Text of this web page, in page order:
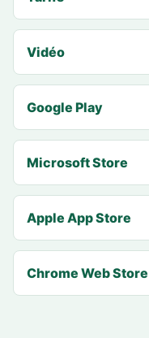
Vidéo
Google Play
Microsoft Store
Apple App Store
Chrome Web Store